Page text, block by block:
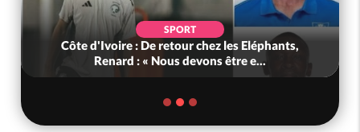
SPORT
Côte d'Ivoire : De retour chez les Eléphants,
Renard : « Nous devons être e...